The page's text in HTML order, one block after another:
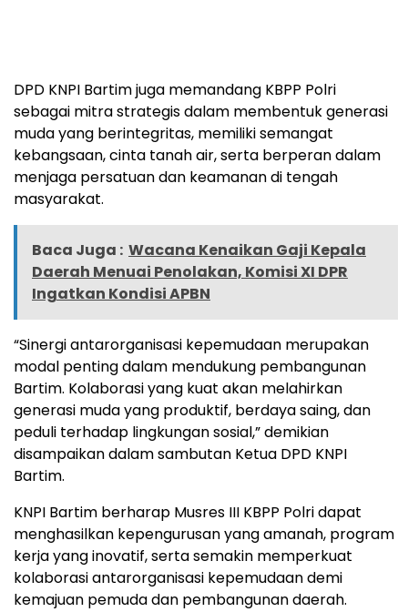
DPD KNPI Bartim juga memandang KBPP Polri
sebagai mitra strategis dalam membentuk generasi
muda yang berintegritas, memiliki semangat
kebangsaan, cinta tanah air, serta berperan dalam
menjaga persatuan dan keamanan di tengah
masyarakat.
Baca Juga : Wacana Kenaikan Gaji Kepala
Daerah Menuai Penolakan, Komisi XI DPR
Ingatkan Kondisi APBN
“Sinergi antarorganisasi kepemudaan merupakan
modal penting dalam mendukung pembangunan
Bartim. Kolaborasi yang kuat akan melahirkan
generasi muda yang produktif, berdaya saing, dan
peduli terhadap lingkungan sosial,” demikian
disampaikan dalam sambutan Ketua DPD KNPI
Bartim.
KNPI Bartim berharap Musres III KBPP Polri dapat
menghasilkan kepengurusan yang amanah, program
kerja yang inovatif, serta semakin memperkuat
kolaborasi antarorganisasi kepemudaan demi
kemajuan pemuda dan pembangunan daerah.